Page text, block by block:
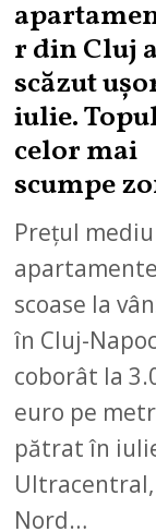
r din Cluj
scăzut
iulie.
celor mai
scumpe
Prețul
scoase la
în Cluj-
coborât la
euro pe
pătrat în
Ultracentral,
Nord…